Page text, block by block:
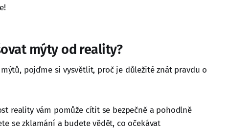
mýty od reality?
pojďme si vysvětlit, proč je důležité znát pravdu o
reality vám pomůže cítit se bezpečně a pohodlně
se zklamání a budete vědět, co očekávat